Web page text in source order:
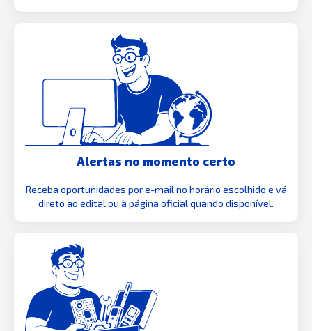
Alertas no momento certo
Receba oportunidades por e-mail no horário escolhido e vá
direto ao edital ou à página oficial quando disponível.